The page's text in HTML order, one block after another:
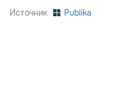
Источник Publika